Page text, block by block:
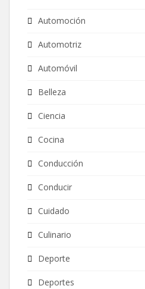
Automoción
Automotriz
Automóvil
Belleza
Ciencia
Cocina
Conducción
Conducir
Cuidado
Culinario
Deporte
Deportes